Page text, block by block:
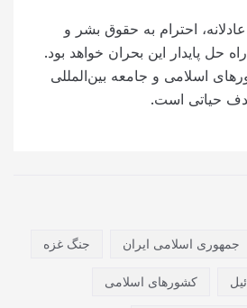
احترام به حقوق بشر و
حل پایدار این بحران خواهد بود.
اسلامی و جامعه بین‌المللی
حیاتی است.
جمهوری اسلامی ایران جنگ غزه
کشورهای اسلامی